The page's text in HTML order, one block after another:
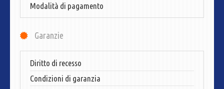
Modalità di pagamento
Garanzie
Diritto di recesso
Condizioni di garanzia